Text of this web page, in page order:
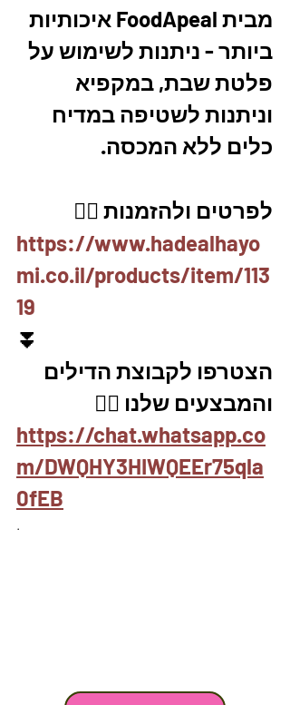
מבית FoodApeal איכותיות
ביותר - ניתנות לשימוש על
פלטת שבת, במקפיא
וניתנות לשטיפה במדיח
כלים ללא המכסה.
לפרטים ולהזמנות 👇🏼
https://www.hadealhayo
mi.co.il/products/item/113
19
⏬
הצטרפו לקבוצת הדילים
והמבצעים שלנו 👇🏽
https://chat.whatsapp.co
m/DWQHY3HIWQEEr75qla
0fEB
.